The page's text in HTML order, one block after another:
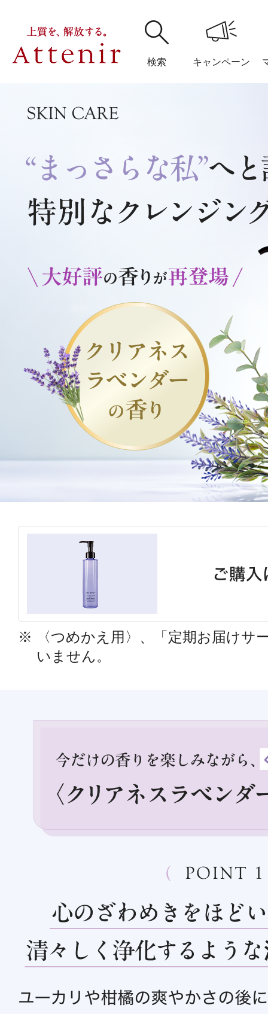
検索 キャンペーン
アテニア
ブランドサイ
アテニアの「
お友達紹介サ
スキンケア人気ライン
ドレスリフト
プリマモイスト
スキンクリア
※ 〈つめかえ用〉、「定期お届けサ
いません。